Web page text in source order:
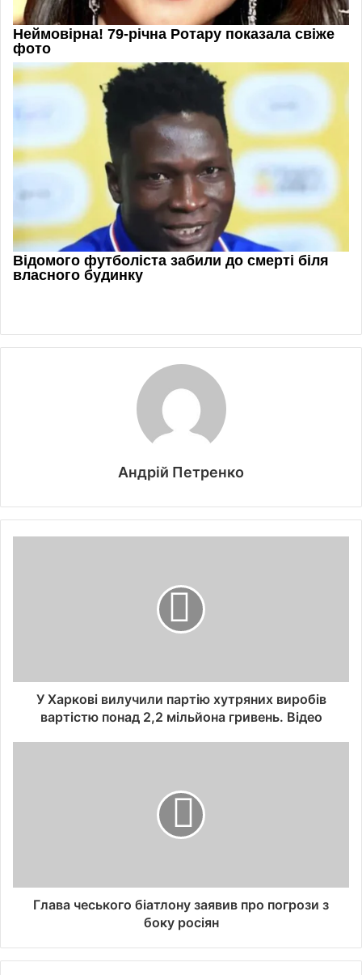
Андрій Петренко
У Харкові вилучили партію хутряних виробів
вартістю понад 2,2 мільйона гривень. Відео
Глава чеського біатлону заявив про погрози з
боку росіян